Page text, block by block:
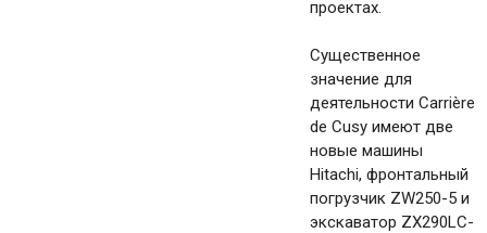
проектах.
Существенное
значение для
деятельности Carrière
de Cusy имеют две
новые машины
Hitachi, фронтальный
погрузчик ZW250-5 и
экскаватор ZX290LC-